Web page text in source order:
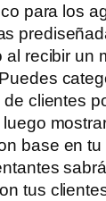
para los
al recibir un
clientes
base ​​en
tus